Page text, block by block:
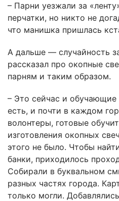
– Парни уезжали за
перчатки, но никто не
что манишка пришлась
А дальше — случайность
рассказал про окопные
парням и таким образом.
– Это сейчас и обучающие
есть, и почти в каждом
волонтеры, готовые
изготовления окопных
этого не было. Чтобы
банки, приходилось
Собирали в буквальном
разных частях города.
только могли.